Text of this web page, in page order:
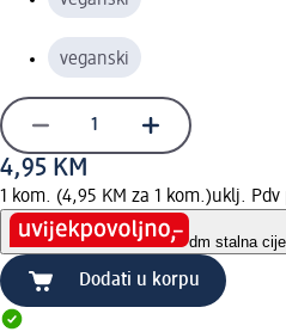
veganski
4,95 KM
1 kom. (4,95 KM za 1 kom.)uklj. Pdv
dm stalna
Dodati u korpu